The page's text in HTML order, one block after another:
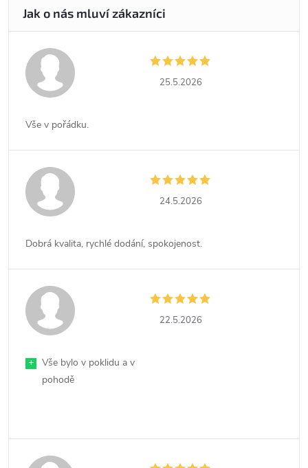
25.5.2026
Vše v pořádku.
24.5.2026
Dobrá kvalita, rychlé dodání, spokojenost.
22.5.2026
+
Vše bylo v poklidu a v
pohodě